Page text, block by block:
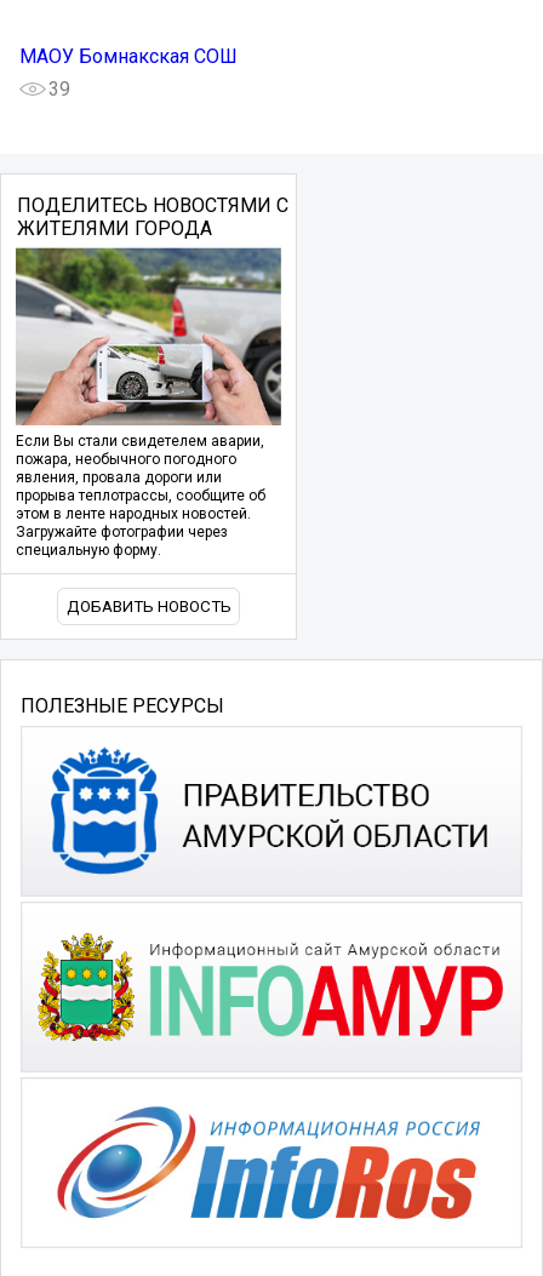
МАОУ Бомнакская СОШ
39
ПОДЕЛИТЕСЬ НОВОСТЯМИ С
ЖИТЕЛЯМИ ГОРОДА
Если Вы стали свидетелем аварии,
пожара, необычного погодного
явления, провала дороги или
прорыва теплотрассы, сообщите об
этом в ленте народных новостей.
Загружайте фотографии через
специальную форму.
ДОБАВИТЬ НОВОСТЬ
ПОЛЕЗНЫЕ РЕСУРСЫ